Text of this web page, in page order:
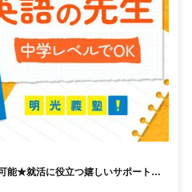
能★就活に役立つ嬉しいサポートも